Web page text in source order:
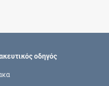
επιπλέον παροχές των
οδηγός